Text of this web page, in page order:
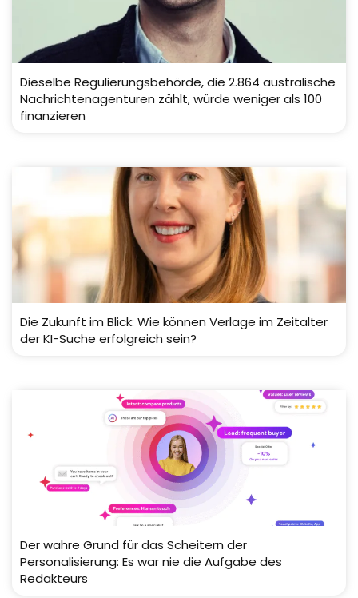
Dieselbe Regulierungsbehörde, die 2.864 australische
Nachrichtenagenturen zählt, würde weniger als 100
finanzieren
Die Zukunft im Blick: Wie können Verlage im Zeitalter
der KI-Suche erfolgreich sein?
Der wahre Grund für das Scheitern der
Personalisierung: Es war nie die Aufgabe des
Redakteurs